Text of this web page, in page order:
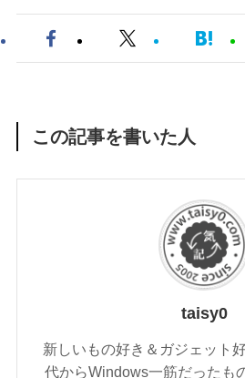
この記事を書いた人
taisy0
新しいもの好き＆ガジェット
代からWindows一筋だったも